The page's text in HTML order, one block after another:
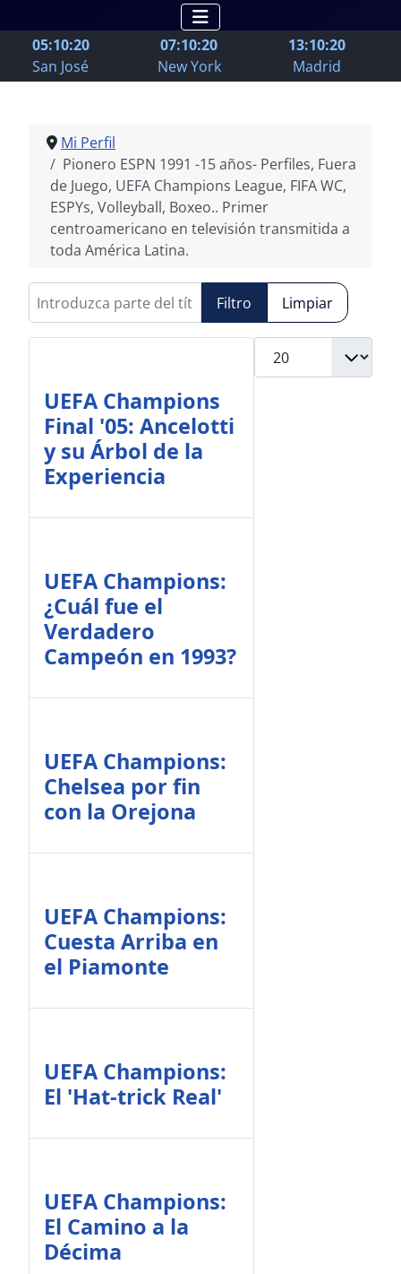
05:10:21
San José
07:10:21
New York
13:10:21
Madrid
Mi Perfil
Pionero ESPN 1991 -15 años- Perfiles, Fuera
de Juego, UEFA Champions League, FIFA WC,
ESPYs, Volleyball, Boxeo.. Primer
centroamericano en televisión transmitida a
toda América Latina.
Introduzca parte del título
Filtro Limpiar
UEFA Champions
Final '05: Ancelotti
y su Árbol de la
Experiencia
UEFA Champions:
¿Cuál fue el
Verdadero
Campeón en 1993?
UEFA Champions:
Chelsea por fin
con la Orejona
UEFA Champions:
Cuesta Arriba en
el Piamonte
UEFA Champions:
El 'Hat-trick Real'
UEFA Champions:
El Camino a la
Décima